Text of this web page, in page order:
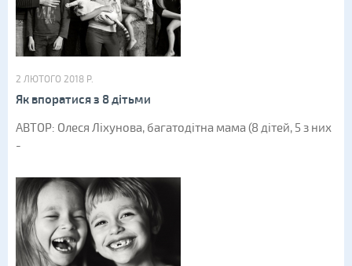
2 ЛЮТОГО 2018 Р.
Як впоратися з 8 дітьми
АВТОР: Олеся Ліхунова, багатодітна мама (8 дітей, 5 з них
-